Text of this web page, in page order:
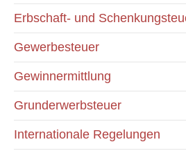
Erbschaft- und
Gewerbesteuer
Gewinnermittlung
Grunderwerbsteuer
Internationale Regelungen